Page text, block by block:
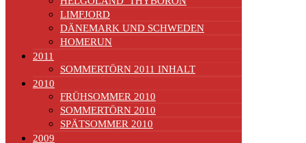
LIMFJORD
DÄNEMARK UND SCHWEDEN
HOMERUN
2011
SOMMERTÖRN 2011 INHALT
2010
FRÜHSOMMER 2010
SOMMERTÖRN 2010
SPÄTSOMMER 2010
2009